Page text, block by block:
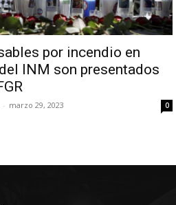
por incendio en
INM son presentados
- marzo 29, 2023 0